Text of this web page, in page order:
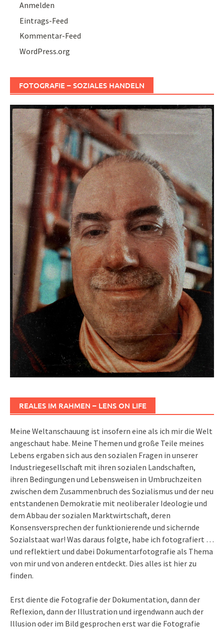
Anmelden
Eintrags-Feed
Kommentar-Feed
WordPress.org
FOTOGRAFIE – SOZIALES HANDELN
REALES IM RAHMEN – LENS ON LIFE
Meine Weltanschauung ist insofern eine als ich mir die Welt
angeschaut habe. Meine Themen und große Teile meines
Lebens ergaben sich aus den sozialen Fragen in unserer
Industriegesellschaft mit ihren sozialen Landschaften,
ihren Bedingungen und Lebensweisen in Umbruchzeiten
zwischen dem Zusammenbruch des Sozialismus und der neu
entstandenen Demokratie mit neoliberaler Ideologie und
dem Abbau der sozialen Marktwirtschaft, deren
Konsensversprechen der funktionierende und sichernde
Sozialstaat war! Was daraus folgte, habe ich fotografiert …
und reflektiert und dabei Dokumentarfotografie als Thema
von mir und von anderen entdeckt. Dies alles ist hier zu
finden.
Erst diente die Fotografie der Dokumentation, dann der
Reflexion, dann der Illustration und irgendwann auch der
Illusion oder im Bild gesprochen erst war die Fotografie